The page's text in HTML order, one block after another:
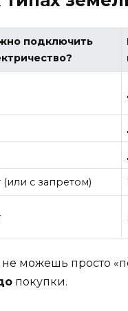
подключить
(или с запретом)
можешь просто
покупки.